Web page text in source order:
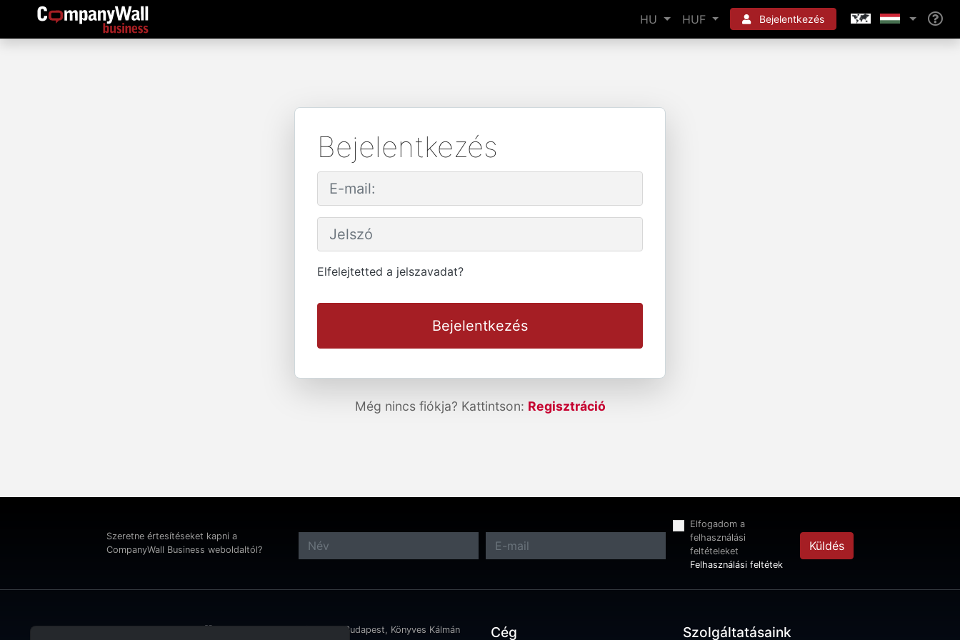
HU HUF Bejelentkezés
Bejelentkezés
Elfelejtetted a jelszavadat?
Bejelentkezés
Még nincs fiókja? Kattintson: Regisztráció
Szeretne értesítéseket kapni a
CompanyWall Business weboldaltól?
Elfogadom a
felhasználási
feltételeket
Felhasználási feltétek
Küldés
Cím: 1097 Budapest, Könyves Kálmán
Cég Szolgáltatásaink